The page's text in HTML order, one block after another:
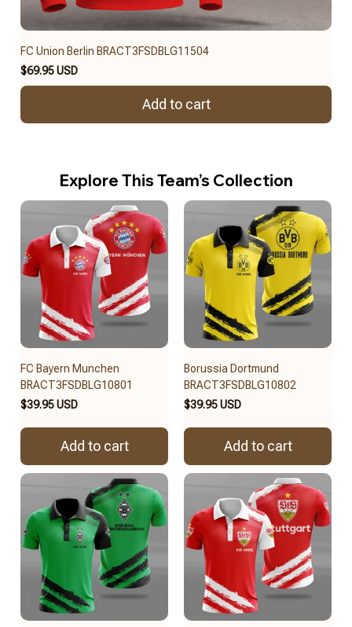
FC Union Berlin BRACT3FSDBLG11504
$69.95 USD
Add to cart
Explore This Team’s Collection
FC Bayern Munchen
BRACT3FSDBLG10801
$39.95 USD
Add to cart
Borussia Dortmund
BRACT3FSDBLG10802
$39.95 USD
Add to cart